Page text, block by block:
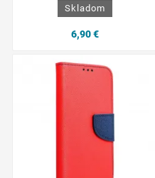
Skladom
6,90 €